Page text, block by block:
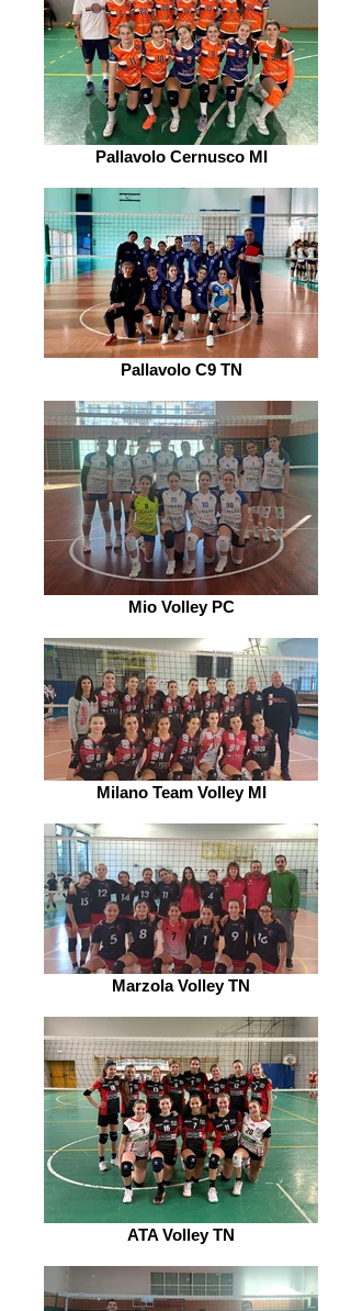
Pallavolo Cernusco MI
Pallavolo C9 TN
Mio Volley PC
Milano Team Volley MI
Marzola Volley TN
ATA Volley TN